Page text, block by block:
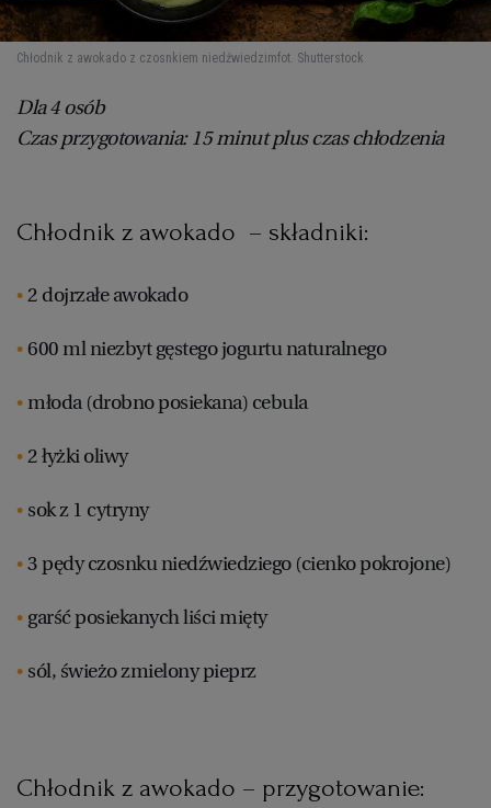
Chłodnik z awokado z czosnkiem niedźwiedzimfot. Shutterstock
Dla 4 osób
Czas przygotowania: 15 minut plus czas chłodzenia
Chłodnik z awokado – składniki:
2 dojrzałe awokado
600 ml niezbyt gęstego jogurtu naturalnego
młoda (drobno posiekana) cebula
2 łyżki oliwy
sok z 1 cytryny
3 pędy czosnku niedźwiedziego (cienko pokrojone)
garść posiekanych liści mięty
sól, świeżo zmielony pieprz
Chłodnik z awokado – przygotowanie: